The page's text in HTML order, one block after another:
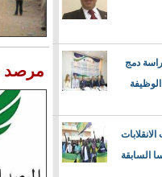
دمج
السابقة
مرصد